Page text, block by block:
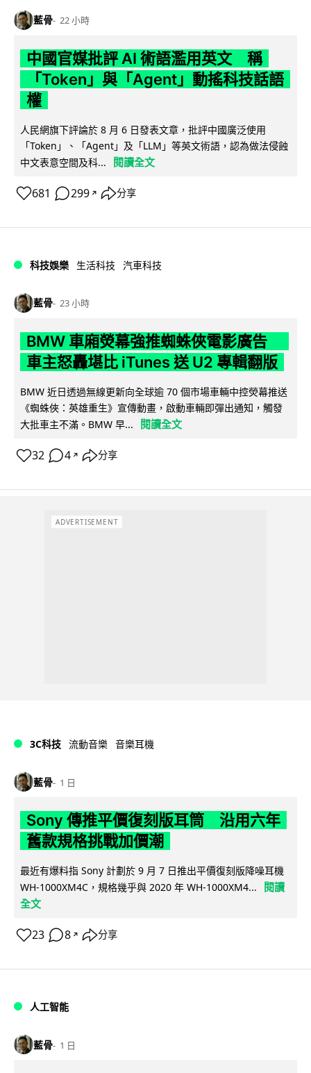
藍骨 22 小時
中國官媒批評 AI 術語濫用英文 稱
「Token」與「Agent」動搖科技話語
權
人民網旗下評論於 8 月 6 日發表文章，批評中國廣泛使用
「Token」、「Agent」及「LLM」等英文術語，認為做法侵蝕
中文表意空間及科...
閱讀全文
681 299 ↗ 分享
科技娛樂 生活科技 汽車科技
藍骨 23 小時
BMW 車廂熒幕強推蜘蛛俠電影廣告
車主怒轟堪比 iTunes 送 U2 專輯翻版
BMW 近日透過無線更新向全球逾 70 個市場車輛中控熒幕推送
《蜘蛛俠：英雄重生》宣傳動畫，啟動車輛即彈出通知，觸發
大批車主不滿。BMW 早...
閱讀全文
32 4 ↗ 分享
ADVERTISEMENT
3C科技 流動音樂 音樂耳機
藍骨 1 日
Sony 傳推平價復刻版耳筒 沿用六年
舊款規格挑戰加價潮
最近有爆料指 Sony 計劃於 9 月 7 日推出平價復刻版降噪耳機
WH-1000XM4C，規格幾乎與 2020 年 WH-1000XM4...
閱讀
全文
23 8 ↗ 分享
人工智能
藍骨 1 日